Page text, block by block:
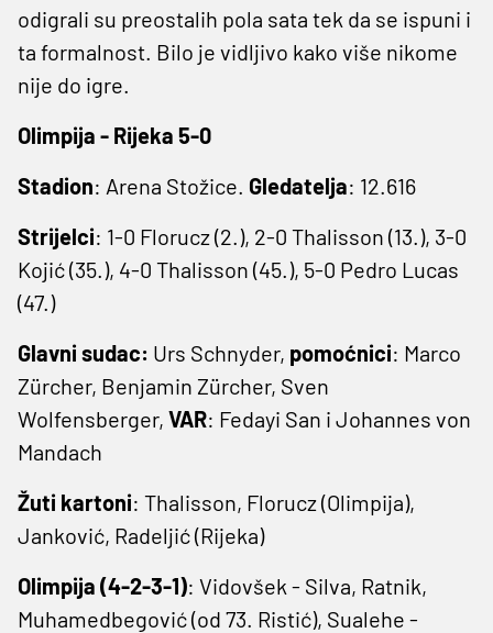
odigrali su preostalih pola sata tek da se ispuni i
ta formalnost. Bilo je vidljivo kako više nikome
nije do igre.
Olimpija - Rijeka 5-0
Stadion: Arena Stožice. Gledatelja: 12.616
Strijelci: 1-0 Florucz (2.), 2-0 Thalisson (13.), 3-0
Kojić (35.), 4-0 Thalisson (45.), 5-0 Pedro Lucas
(47.)
Glavni sudac: Urs Schnyder, pomoćnici: Marco
Zürcher, Benjamin Zürcher, Sven
Wolfensberger, VAR: Fedayi San i Johannes von
Mandach
Žuti kartoni: Thalisson, Florucz (Olimpija),
Janković, Radeljić (Rijeka)
Olimpija (4-2-3-1): Vidovšek - Silva, Ratnik,
Muhamedbegović (od 73. Ristić), Sualehe -